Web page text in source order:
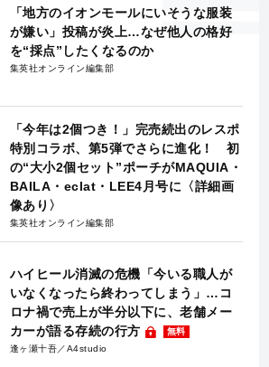
「地方のイオンモールにいそうな服装
が嫌い」投稿が炎上…なぜ他人の格好
を“採点”したくなるのか
集英社オンライン編集部
「今年は2個つき！」完売続出のレスポ
特別コラボ、第5弾でさらに進化！ 初
の“大小2個セット”ポーチがMAQUIA・
BAILA・eclat・LEE4月号に〈詳細画
像あり〉
集英社オンライン編集部
ハイヒール消滅の危機「今いる職人が
いなくなったら終わってしまう」…コ
ロナ禍で売上が半分以下に、老舗メー
カーが語る存続の行方
無料
逢ヶ瀬十吾／A4studio